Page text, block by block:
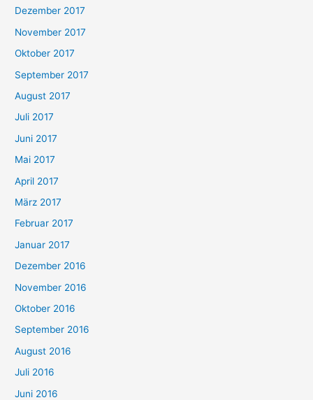
Dezember 2017
November 2017
Oktober 2017
September 2017
August 2017
Juli 2017
Juni 2017
Mai 2017
April 2017
März 2017
Februar 2017
Januar 2017
Dezember 2016
November 2016
Oktober 2016
September 2016
August 2016
Juli 2016
Juni 2016